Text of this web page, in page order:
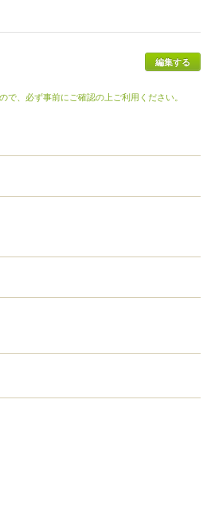
、必ず事前にご確認の上ご利用ください。